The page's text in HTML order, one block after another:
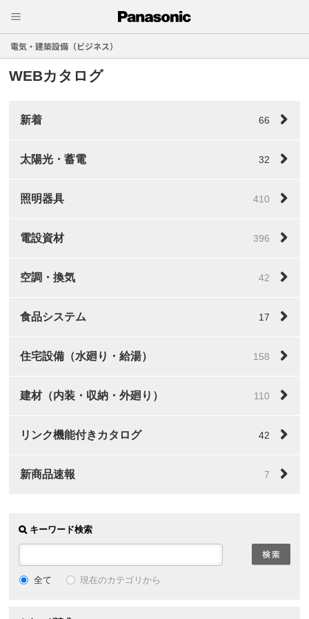
電気・建築設備（ビジネス）
WEBカタログ
新着 66
太陽光・蓄電 32
照明器具 410
電設資材 396
空調・換気 42
食品システム 17
住宅設備（水廻り・給湯） 158
建材（内装・収納・外廻り） 110
リンク機能付きカタログ 42
新商品速報 7
キーワード検索
全て 現在のカテゴリから